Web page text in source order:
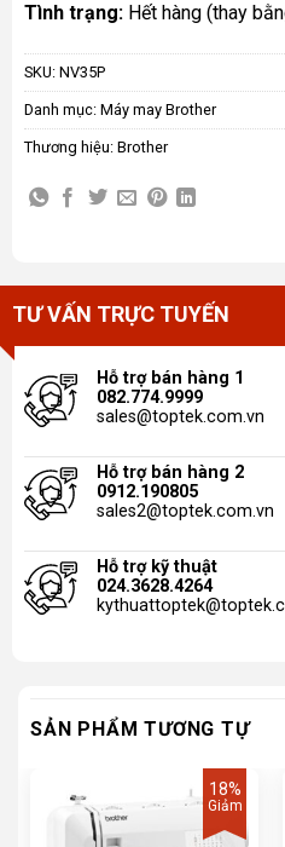
Tình trạng:Hết hàng (thay
SKU: NV35P
Danh mục: Máy may Brother
Thương hiệu: Brother
TƯ VẤN TRỰC TUYẾN
Hỗ trợ bán hàng 1
082.774.9999
sales@toptek.com.vn
Hỗ trợ bán hàng 2
0912.190805
sales2@toptek.com.vn
Hỗ trợ kỹ thuật
024.3628.4264
SẢN PHẨM TƯƠNG TỰ
18%
Giảm